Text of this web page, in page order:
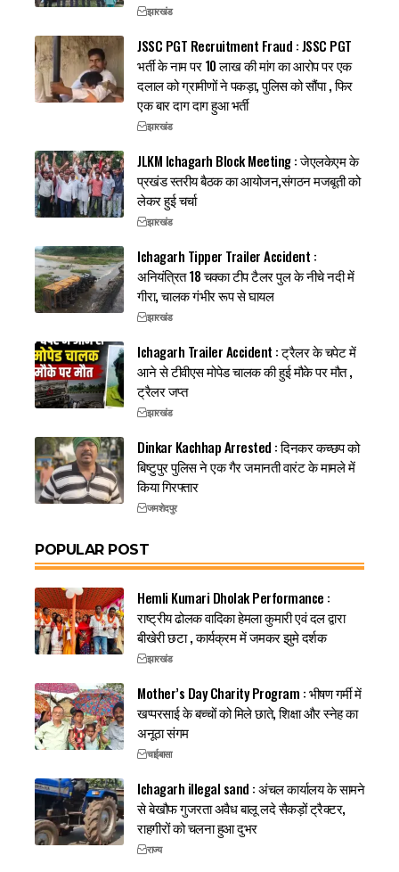
झारखंड
JSSC PGT Recruitment Fraud : JSSC PGT
भर्ती के नाम पर 10 लाख की मांग का आरोप पर एक
दलाल को ग्रामीणों ने पकड़ा, पुलिस को सौंपा , फिर
एक बार दाग दाग हुआ भर्ती
झारखंड
JLKM Ichagarh Block Meeting : जेएलकेएम के
प्रखंड स्तरीय बैठक का आयोजन,संगठन मजबूती को
लेकर हुई चर्चा
झारखंड
Ichagarh Tipper Trailer Accident :
अनियंत्रित 18 चक्का टीप टैलर पुल के नीचे नदी में
गीरा, चालक गंभीर रूप से घायल
झारखंड
Ichagarh Trailer Accident : ट्रैलर के चपेट में
आने से टीवीएस मोपेड चालक की हुई मौके पर मौत ,
ट्रैलर जप्त
झारखंड
Dinkar Kachhap Arrested : दिनकर कच्छप को
बिष्टुपुर पुलिस ने एक गैर जमानती वारंट के मामले में
किया गिरफ्तार
जमशेदपुर
POPULAR POST
Hemli Kumari Dholak Performance :
राष्ट्रीय ढोलक वादिका हेमला कुमारी एवं दल द्वारा
बीखेरी छटा , कार्यक्रम में जमकर झुमे दर्शक
झारखंड
Mother’s Day Charity Program : भीषण गर्मी में
खप्परसाई के बच्चों को मिले छाते, शिक्षा और स्नेह का
अनूठा संगम
चाईबासा
Ichagarh illegal sand : अंचल कार्यालय के सामने
से बेखौफ गुजरता अवैध बालू लदे सैकड़ों ट्रैक्टर,
राहगीरों को चलना हुआ दुभर
राज्य